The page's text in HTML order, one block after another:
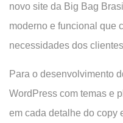
novo site da Big Bag
moderno e funcional que
necessidades dos
Para o desenvolvimento
WordPress com temas e
em cada detalhe do copy